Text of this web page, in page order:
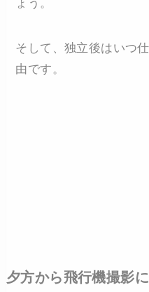
ょう。
そして、独立後はいつ
由です。
夕方から飛行機撮影